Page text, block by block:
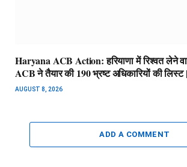
Haryana ACB Action: हरियाणा में रिश्वत लेने
ACB ने तैयार की 190 भ्रष्ट अधिकारियों की
AUGUST 8, 2026
ADD A COMMENT